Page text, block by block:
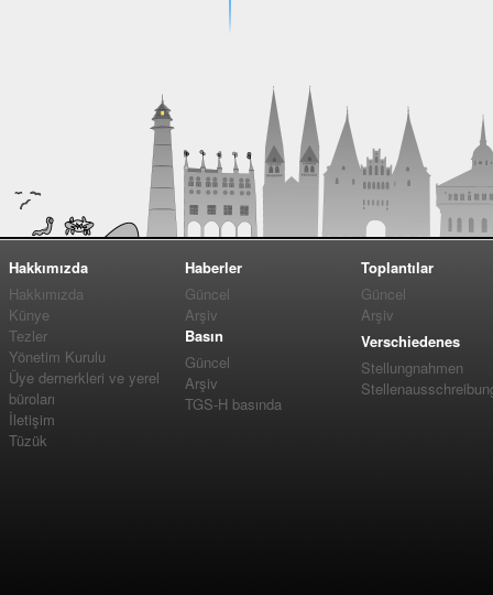
Hakkımızda
Hakkımızda
Künye
Tezler
Yönetim Kurulu
Üye dernerkleri ve yerel
büroları
İletişim
Tüzük
Haberler
Güncel
Arşiv
Basın
Güncel
Arşiv
TGS-H basında
Toplantılar
Güncel
Arşiv
Verschiedenes
Stellungnahmen